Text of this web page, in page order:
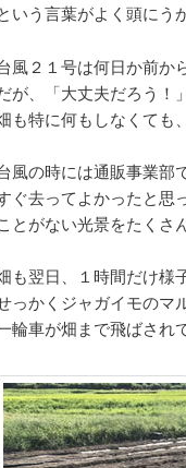
いう言葉がよく頭にう
風２１号は何日か前か
が、「大丈夫だろう！
も特に何もしなくても
風の時には通販事業部
ぐ去ってよかったと思
とがない光景をたくさ
も翌日、１時間だけ様
っかくジャガイモのマ
輪車が畑まで飛ばされ